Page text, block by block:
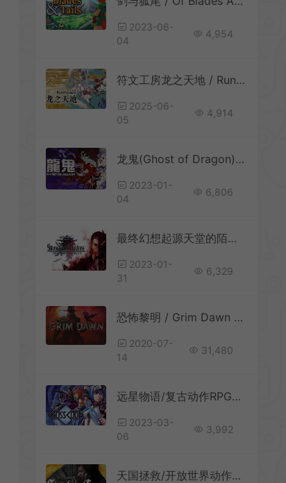
2023-06-
04
4,954
符文工房龙之天地 / Rune Factory Guardians of Azuma 奇幻冒险RPG游戏
2025-06-
05
4,914
龙鬼(Ghost of Dragon)简中|PC|半放置角色扮演游戏
2023-01-
04
6,806
最终幻想起源天堂的陌生人(Stranger of Paradise: Final Fantasy Origin)简中|PC|RPG|DLC|修改器|动作角色扮演游戏
2023-01-
31
6,329
恐怖黎明 / Grim Dawn 俯视角动作RPG游戏
2020-07-
14
31,480
远星物语/复古动作RPG游戏 CrossCode 下载
2023-03-
06
3,992
天国拯救/开放世界动作RPG游戏 Kingdom Come Deliverance 下载